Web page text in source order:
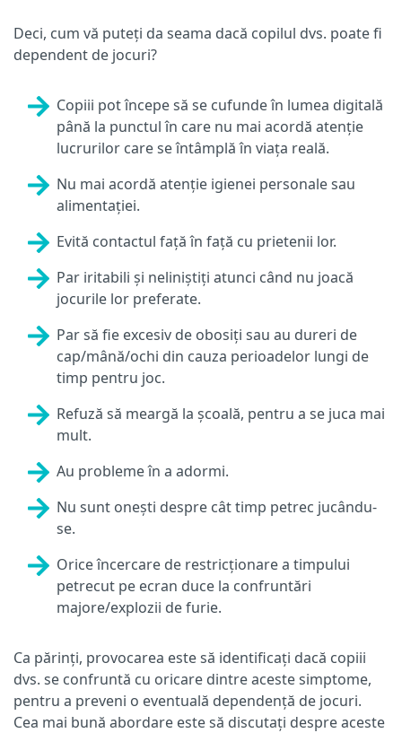
Deci, cum vă puteți da seama dacă copilul dvs. poate fi
dependent de jocuri?
Copiii pot începe să se cufunde în lumea digitală
până la punctul în care nu mai acordă atenție
lucrurilor care se întâmplă în viața reală.
Nu mai acordă atenție igienei personale sau
alimentației.
Evită contactul față în față cu prietenii lor.
Par iritabili și neliniştiți atunci când nu joacă
jocurile lor preferate.
Par să fie excesiv de obosiți sau au dureri de
cap/mână/ochi din cauza perioadelor lungi de
timp pentru joc.
Refuză să meargă la școală, pentru a se juca mai
mult.
Au probleme în a adormi.
Nu sunt onești despre cât timp petrec jucându-
se.
Orice încercare de restricționare a timpului
petrecut pe ecran duce la confruntări
majore/explozii de furie.
Ca părinți, provocarea este să identificați dacă copiii
dvs. se confruntă cu oricare dintre aceste simptome,
pentru a preveni o eventuală dependență de jocuri.
Cea mai bună abordare este să discutați despre aceste